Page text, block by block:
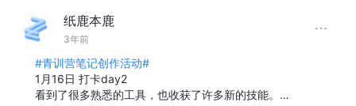
纸鹿本鹿
3年前
#青训营笔记创作活动#
1月16日 打卡day2
看到了很多熟悉的工具，也收获了许多新的技能。…